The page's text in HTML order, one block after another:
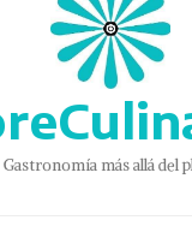
Gastronomía más allá del